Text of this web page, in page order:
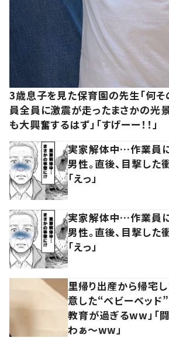
3歳息子を見た保育園の先生「何そ
員全員に激震が走ったまさかの光
も大興奮するはず」「すげーー！！」
実家解体中…作業員
男性。直後、目撃し
「えっ」
実家解体中…作業員
男性。直後、目撃し
「えっ」
里帰り出産から帰宅
意した“ベビーベッド
教育が過ぎるww」「
わぁ～ww」